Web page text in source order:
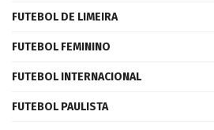
FUTEBOL DE LIMEIRA
FUTEBOL FEMININO
FUTEBOL INTERNACIONAL
FUTEBOL PAULISTA